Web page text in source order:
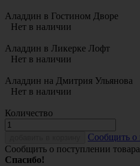
Аладдин в Гостином Дворе
Нет в наличии
Аладдин в Ликерке Лофт
Нет в наличии
Аладдин на Дмитрия Ульянова
Нет в наличии
Количество
Cообщить о
Сообщить о поступлении товара
Спасибо!